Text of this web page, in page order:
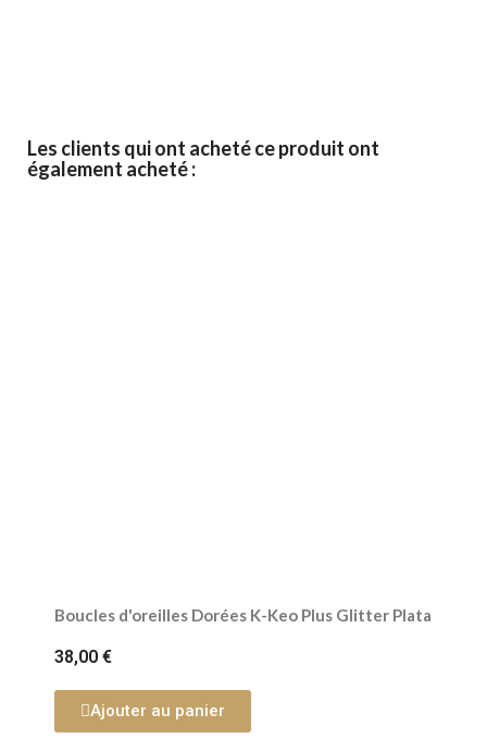
Les clients qui ont acheté ce produit ont
également acheté :
Boucles d'oreilles Dorées K-Keo Plus Glitter Plata
38,00 €
Ajouter au panier